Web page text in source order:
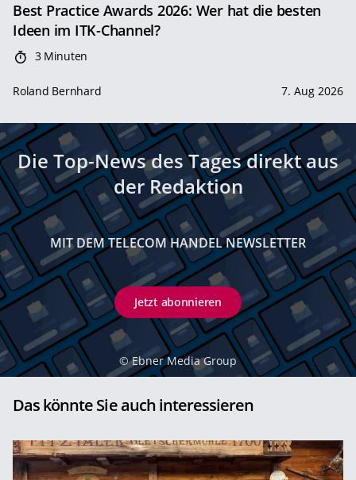
Best Practice Awards 2026: Wer hat die besten
Ideen im ITK-Channel?
3 Minuten
Roland Bernhard 7. Aug 2026
Die Top-News des Tages direkt aus
der Redaktion
MIT DEM TELECOM HANDEL NEWSLETTER
Jetzt abonnieren
© Ebner Media Group
Das könnte Sie auch interessieren